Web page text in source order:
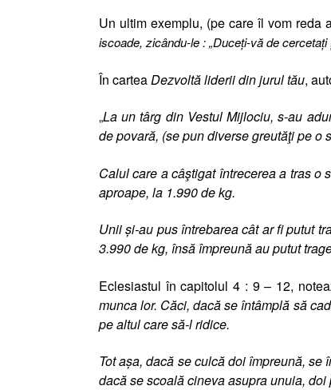
Un ultim exemplu, (pe care îl vom
iscoade, zicându-le : „Duceţi-vă de
În cartea Dezvoltă liderii din jurul tău,
„La un târg din Vestul Mijlociu, s-au
de povară, (se pun diverse greutăţi pe o
Calul care a câştigat întrecerea a tras o
aproape, la 1.990 de kg.
Unii şi-au pus întrebarea cât ar fi putut
3.990 de kg, însă împreună au putut
Eclesiastul în capitolul 4 : 9 – 12,
munca lor. Căci, dacă se întâmplă să
pe altul care să-l ridice.
Tot aşa, dacă se culcă doi împreună,
dacă se scoală cineva asupra unuia,